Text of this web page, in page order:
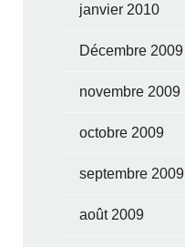
janvier 2010
Décembre 2009
novembre 2009
octobre 2009
septembre 2009
août 2009